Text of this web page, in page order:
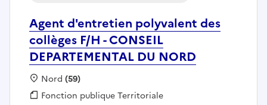
Agent d'entretien polyvalent des
collèges F/H - CONSEIL
DEPARTEMENTAL DU NORD
Localisation :
Nord (59)
Fonction publique :
Fonction publique Territoriale